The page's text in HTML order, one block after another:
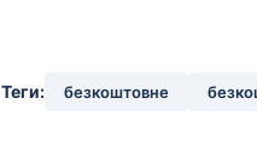
Теги: безкоштовне